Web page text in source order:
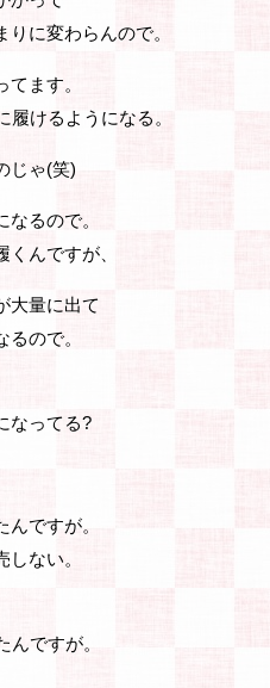
に変わらんので。
ます。
けるようになる。
じゃ(笑)
るので。
んですが、
大量に出て
ので。
なってる?
ですが。
ない。
ですが。